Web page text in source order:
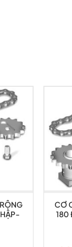
CƠ
180